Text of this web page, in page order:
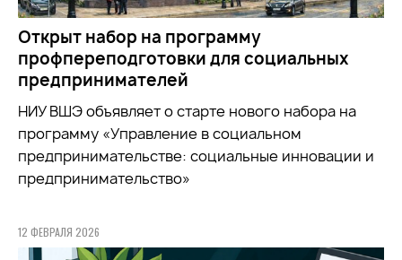
Открыт набор на программу
профпереподготовки для социальных
предпринимателей
НИУ ВШЭ объявляет о старте нового набора на
программу «Управление в социальном
предпринимательстве: социальные инновации и
предпринимательство»
12 ФЕВРАЛЯ 2026